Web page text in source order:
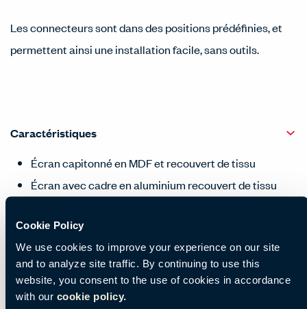
Cookie Policy
We use cookies to improve your experience on our site
and to analyze site traffic. By continuing to use this
website, you consent to the use of cookies in accordance
with our cookie policy.
Les connecteurs sont dans des positions prédéfinies, et
permettent ainsi une installation facile, sans outils.
Caractéristiques
Écran capitonné en MDF et recouvert de tissu
Écran avec cadre en aluminium recouvert de tissu
Collection Européenne de Finitions
Options